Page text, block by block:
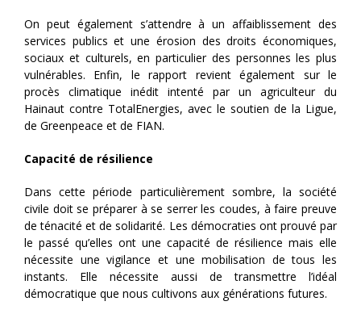
On peut également s’attendre à un affaiblissement des
services publics et une érosion des droits économiques,
sociaux et culturels, en particulier des personnes les plus
vulnérables. Enfin, le rapport revient également sur le
procès climatique inédit intenté par un agriculteur du
Hainaut contre TotalEnergies, avec le soutien de la Ligue,
de Greenpeace et de FIAN.
Capacité de résilience
Dans cette période particulièrement sombre, la société
civile doit se préparer à se serrer les coudes, à faire preuve
de ténacité et de solidarité. Les démocraties ont prouvé par
le passé qu’elles ont une capacité de résilience mais elle
nécessite une vigilance et une mobilisation de tous les
instants. Elle nécessite aussi de transmettre l’idéal
démocratique que nous cultivons aux générations futures.